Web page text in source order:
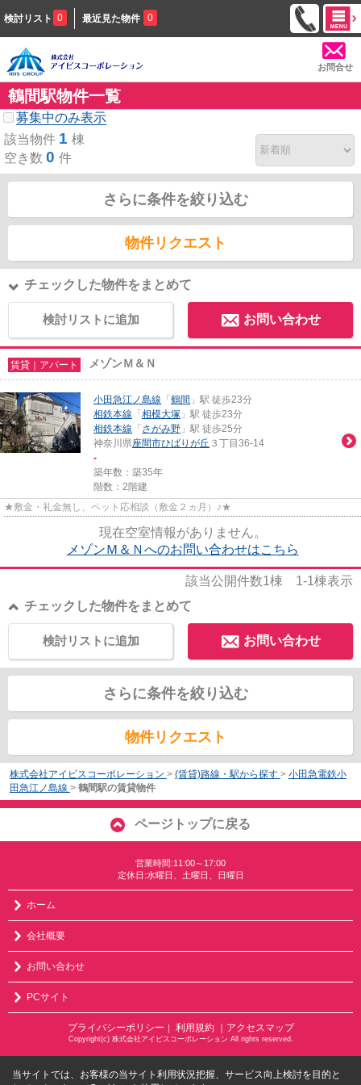
検討リスト 0 最近見た物件 0
お問合せ
鶴間駅物件一覧
募集中のみ表示
該当物件 1 棟
空き数 0 件
さらに条件を絞り込む
物件リクエスト
チェックした物件をまとめて
検討リストに追加 お問い合わせ
賃貸｜アパート メゾンＭ＆Ｎ
小田急江ノ島線 「 鶴間 」駅 徒歩23分
相鉄本線 「 相模大塚 」駅 徒歩23分
相鉄本線 「 さがみ野 」駅 徒歩25分
神奈川県座間市ひばりが丘 ３丁目36-14
-
築年数：築35年
階数：2階建
★敷金・礼金無し、ペット応相談（敷金２ヵ月）♪★
現在空室情報がありません。
メゾンＭ＆Ｎへのお問い合わせはこちら
該当公開件数1棟 1-1棟表示
チェックした物件をまとめて
お問い合わせ
検討リストに追加
さらに条件を絞り込む
物件リクエスト
株式会社アイビスコーポレーション > (賃貸)路線・駅から探す > 小田急電鉄小
田急江ノ島線 > 鶴間駅の賃貸物件
ページトップに戻る
営業時間:11:00～17:00
定休日:水曜日、土曜日、日曜日
ホーム
会社概要
お問い合わせ
PCサイト
プライバシーポリシー ｜ 利用規約 ｜アクセスマップ
Copyright(c) 株式会社アイビスコーポレーション All rights reserved.
当サイトでは、お客様の当サイト利用状況把握、サービス向上検討を目的と